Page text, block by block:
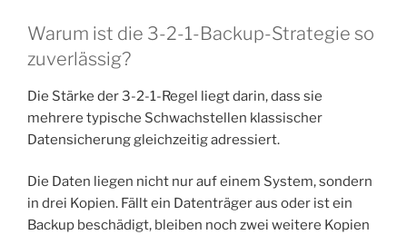
Warum ist die 3-2-1-Backup-Strategie so
zuverlässig?
Die Stärke der 3-2-1-Regel liegt darin, dass sie
mehrere typische Schwachstellen klassischer
Datensicherung gleichzeitig adressiert.
Die Daten liegen nicht nur auf einem System, sondern
in drei Kopien. Fällt ein Datenträger aus oder ist ein
Backup beschädigt, bleiben noch zwei weitere Kopien